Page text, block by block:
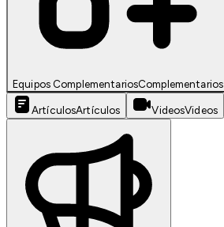
Equipos ComplementariosComplementarios
ArtículosArtículos VideosVideos